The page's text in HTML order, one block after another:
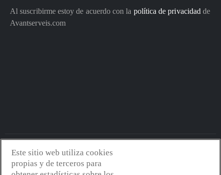
Al suscribirme estoy de acuerdo con la política de privacidad de
Avantserveis.com
Avantserveis.com -Aviso legal - GDPR
Política de cookies-Política de calidad y medio ambiente
Este sitio web utiliza cookies
propias y de terceros para